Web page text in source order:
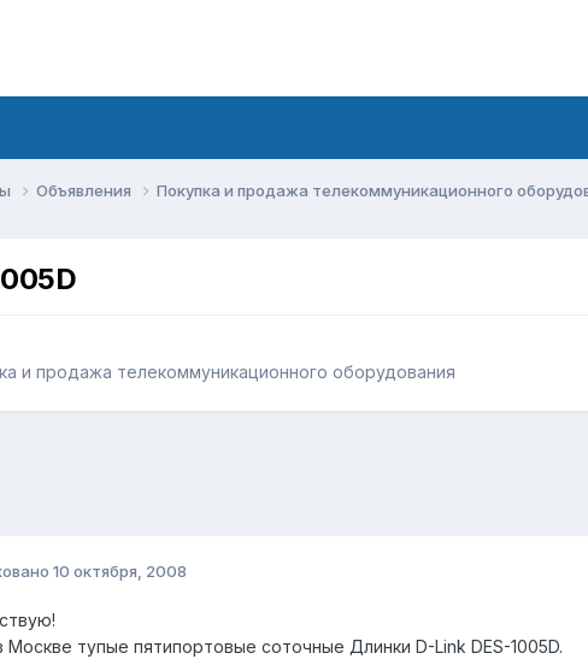
Объявления Покупка и продажа телекоммуникационного
и продажа телекоммуникационного оборудования
10 октября, 2008
Москве тупые пятипортовые соточные Длинки D-Link DES-1005D.